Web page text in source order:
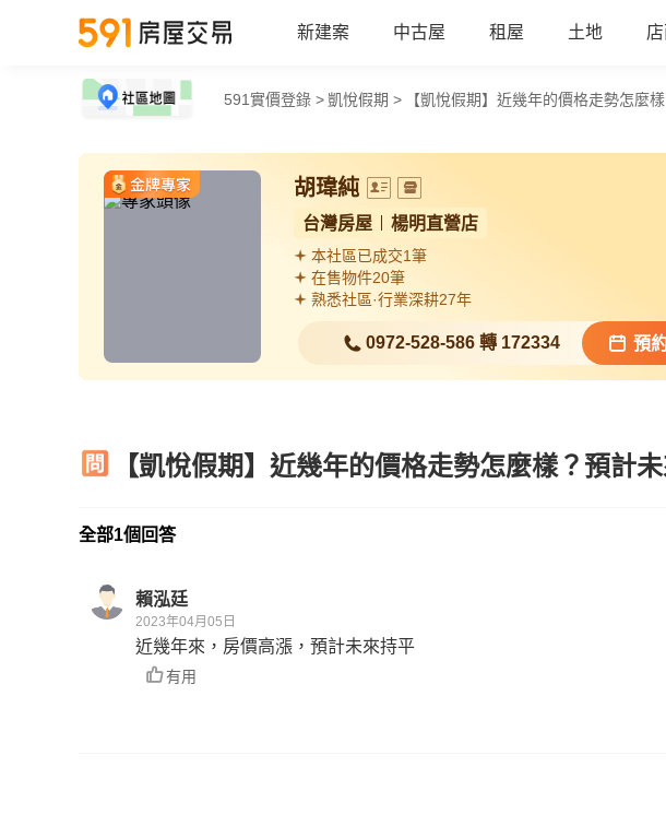
新建案 中古屋 租屋 土地
591實價登錄 > 凱悅假期 > 【凱悅假期】近幾年的價格走勢怎麼
胡瑋純
台灣房屋 楊明直營店
本社區已成交1筆
在售物件20筆
熟悉社區·行業深耕27年
0972-528-586 轉 172334 預
【凱悅假期】近幾年的價格走勢怎麼樣？預計
全部1個回答
賴泓廷
2023年04月05日
近幾年來，房價高漲，預計未來持平
有用